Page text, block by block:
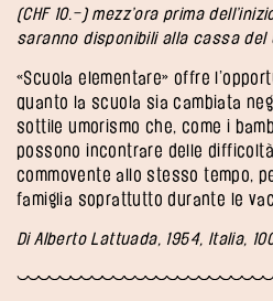
(CHF 10.–) mezz’ora prima
saranno disponibili alla cassa del
«Scuola elementare» offre
quanto la scuola sia cambiata
sottile umorismo che, come i
possono incontrare delle
commovente allo stesso tempo,
famiglia soprattutto durante le
Di Alberto Lattuada, 1954, Italia,